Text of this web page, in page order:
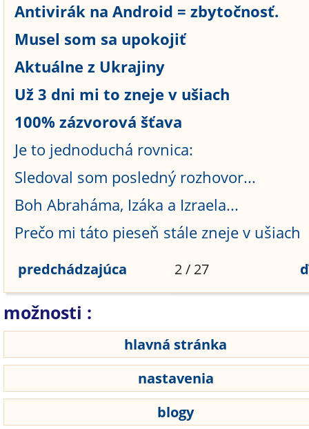
Antivirák na Android = zbytočnosť.
Musel som sa upokojiť
Aktuálne z Ukrajiny
Už 3 dni mi to zneje v ušiach
100% zázvorová šťava
Je to jednoduchá rovnica:
Sledoval som posledný rozhovor...
Boh Abraháma, Izáka a Izraela...
Prečo mi táto pieseň stále zneje v ušiach
predchádzajúca 2 / 27
možnosti :
hlavná stránka
nastavenia
blogy